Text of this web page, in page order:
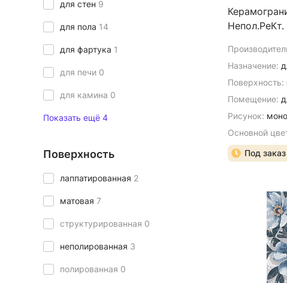
для стен 9
для пола 14
для фартука 1
для печи 0
для камина 0
Показать ещё 4
Поверхность
лаппатированная 2
матовая 7
структурированная 0
неполированная 3
полированная 0
Непол.РеКт.
Назначение:
Поверхность:
Помещение:
Рисунок:
Основной
Под заказ